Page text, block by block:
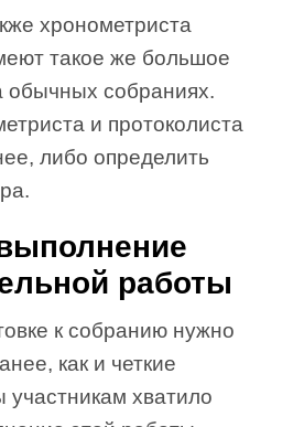
хронометриста
такое же большое
обычных собраниях.
и протоколиста
либо определить
работы
к собранию нужно
как и четкие
участникам хватило